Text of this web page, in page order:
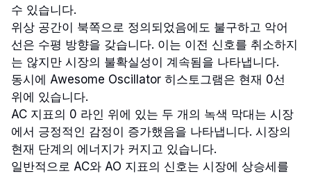
수 있습니다.
위상 공간이 북쪽으로 정의되었음에도 불구하고 악어
선은 수평 방향을 갖습니다. 이는 이전 신호를 취소하지
는 않지만 시장의 불확실성이 계속됨을 나타냅니다.
동시에 Awesome Oscillator 히스토그램은 현재 0선
위에 있습니다.
AC 지표의 0 라인 위에 있는 두 개의 녹색 막대는 시장
에서 긍정적인 감정이 증가했음을 나타냅니다. 시장의
현재 단계의 에너지가 커지고 있습니다.
일반적으로 AC와 AO 지표의 신호는 시장에 상승세를